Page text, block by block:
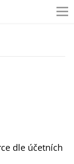
dle účetních